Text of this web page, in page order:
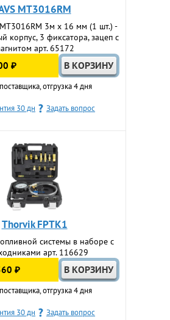
MT3016RM
MT3016RM 3м х 16 мм (1 шт.) -
корпус, 3 фиксатора, зацеп с
арт. 65172
₽
отгрузка 4 дня
30 дн Задать вопрос
Thorvik FPTK1
системы в наборе с
арт. 116629
₽
отгрузка 4 дня
30 дн Задать вопрос